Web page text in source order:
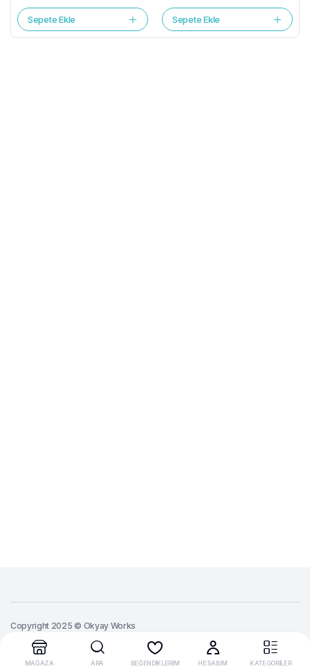
Sepete Ekle Sepete Ekle
Copyright 2025 © Okyay Works
MAĞAZA ARA BEĞENDİKLERİM HESABIM KATEGORİLER